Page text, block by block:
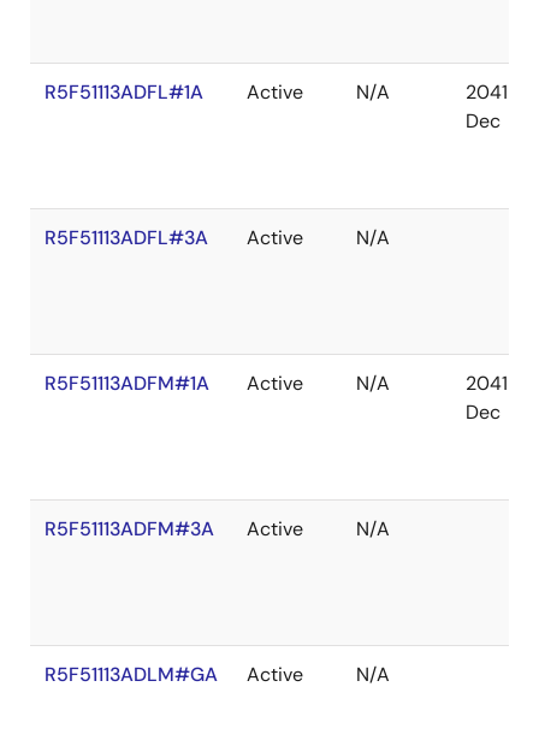
R5F51113ADFL#1A Active N/A
2041
Dec
R5F51113ADFL#3A Active N/A
R5F51113ADFM#1A Active N/A
2041
Dec
R5F51113ADFM#3A Active N/A
R5F51113ADLM#GA Active N/A